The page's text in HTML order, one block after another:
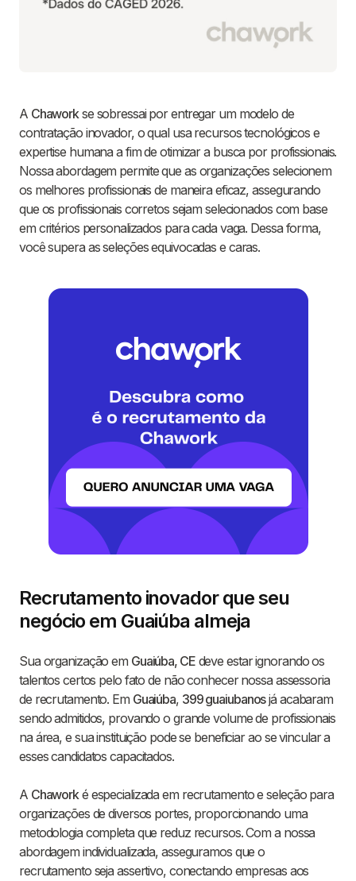
A Chaworkse sobressai por entregar um modelo de
contratação inovador, o qual usa recursos tecnológicos e
expertise humana a fim de otimizar a busca por profissionais.
Nossa abordagem permite que as organizações selecionem
os melhores profissionais de maneira eficaz, assegurando
que os profissionais corretos sejam selecionados com base
em critérios personalizados para cada vaga. Dessa forma,
você supera as seleções equivocadas e caras.
Recrutamento inovador que seu
negócio em Guaiúba almeja
Sua organização em Guaiúba, CEdeve estar ignorando os
talentos certos pelo fato de não conhecer nossa assessoria
de recrutamento. Em Guaiúba, 399 guaiubanosjá acabaram
sendo admitidos, provando o grande volume de profissionais
na área, e sua instituição pode se beneficiar ao se vincular a
esses candidatos capacitados.
A Chaworké especializada em recrutamento e seleção para
organizações de diversos portes, proporcionando uma
metodologia completa que reduz recursos. Com a nossa
abordagem individualizada, asseguramos que o
recrutamento seja assertivo, conectando empresas aos